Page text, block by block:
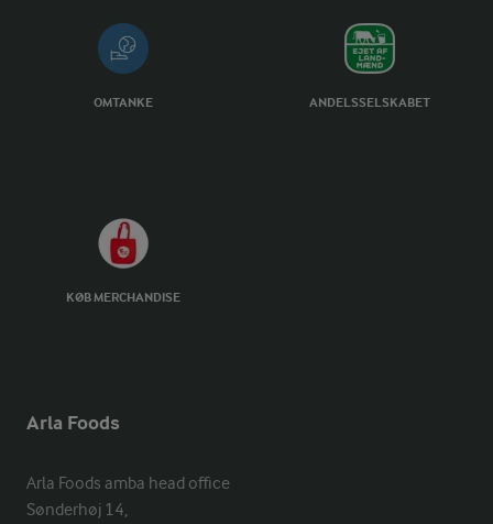
OMTANKE ANDELSSELSKABET
KØB MERCHANDISE
Arla Foods
Arla Foods amba head office
Sønderhøj 14,